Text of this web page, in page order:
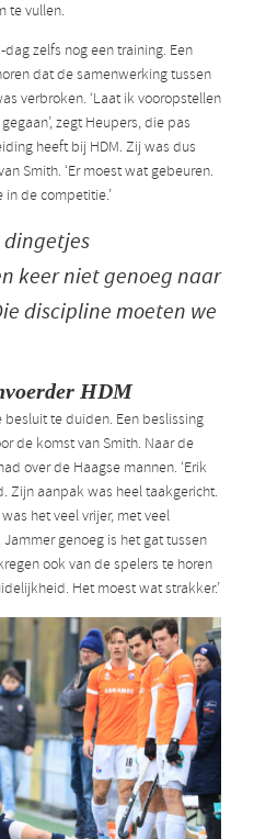
te vullen.
zelfs nog een training. Een
dat de samenwerking tussen
verbroken. ‘Laat ik vooropstellen
zegt Heupers, die pas
heeft bij HDM. Zij was dus
Smith. ‘Er moest wat gebeuren.
de competitie.’
dingetjes
keer niet genoeg naar
discipline moeten we
HDM
te duiden. Een beslissing
de komst van Smith. Naar de
over de Haagse mannen. ‘Erik
Zijn aanpak was heel taakgericht.
het veel vrijer, met veel
genoeg is het gat tussen
ook van de spelers te horen
Het moest wat strakker.’